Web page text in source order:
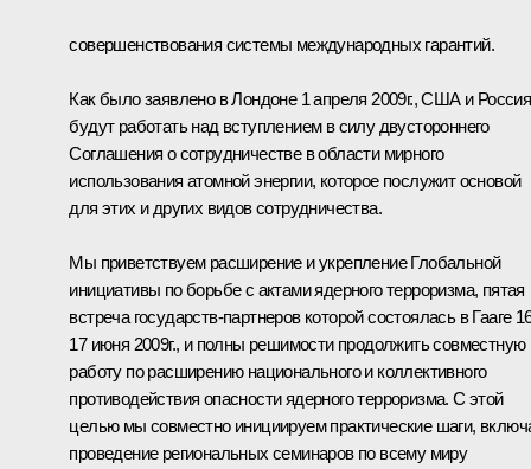
совершенствования системы международных гарантий.
Как было заявлено в Лондоне 1 апреля 2009г., США и Россия
будут работать над вступлением в силу двустороннего
Соглашения о сотрудничестве в области мирного
использования атомной энергии, которое послужит основой
для этих и других видов сотрудничества.
Мы приветствуем расширение и укрепление Глобальной
инициативы по борьбе с актами ядерного терроризма, пятая
встреча государств-партнеров которой состоялась в Гааге
17 июня 2009г., и полны решимости продолжить совместную
работу по расширению национального и коллективного
противодействия опасности ядерного терроризма. С этой
целью мы совместно инициируем практические шаги,
проведение региональных семинаров по всему миру